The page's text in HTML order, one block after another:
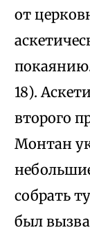
от
18).
второго
Монтан
собрать
был